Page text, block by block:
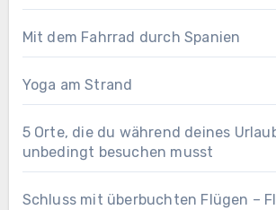
Mit dem Fahrrad durch Spanien
Yoga am Strand
5 Orte, die du während deines
unbedingt besuchen musst
Schluss mit überbuchten Flügen –